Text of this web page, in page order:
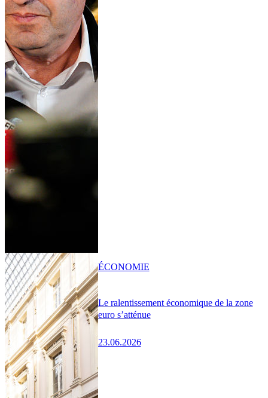
Le ralentissement économique de la zone
euro s’atténue
23.06.2026
ÉCONOMIE